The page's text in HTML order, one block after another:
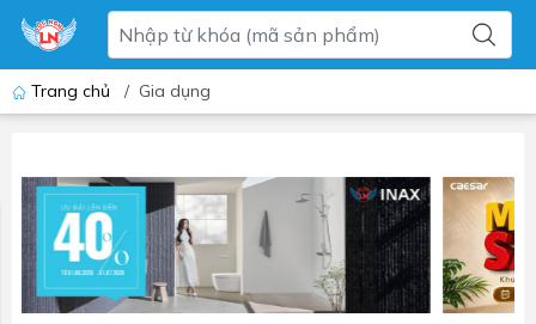
Trang chủ / Gia dụng